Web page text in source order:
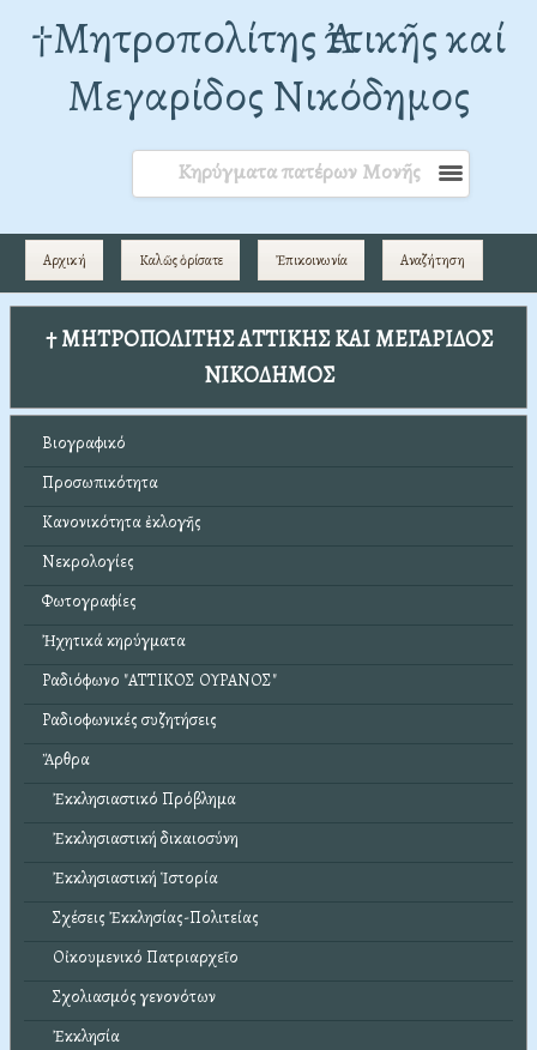
†Mητροπολίτης Ἀττικῆς καί
Μεγαρίδος Νικόδημος
Κηρύγματα πατέρων Μονῆς
Αρχική Καλῶς ὁρίσατε Ἐπικοινωνία Αναζήτηση
† ΜΗΤΡΟΠΟΛΙΤΗΣ ΑΤΤΙΚΗΣ ΚΑΙ ΜΕΓΑΡΙΔΟΣ
ΝΙΚΟΔΗΜΟΣ
Βιογραφικό
Προσωπικότητα
Κανονικότητα ἐκλογῆς
Νεκρολογίες
Φωτογραφίες
Ἠχητικά κηρύγματα
Ραδιόφωνο "ΑΤΤΙΚΟΣ ΟΥΡΑΝΟΣ"
Ραδιοφωνικές συζητήσεις
Ἄρθρα
Ἐκκλησιαστικό Πρόβλημα
Ἐκκλησιαστική δικαιοσύνη
Ἐκκλησιαστική Ἱστορία
Σχέσεις Ἐκκλησίας-Πολιτείας
Οἰκουμενικό Πατριαρχεῖο
Σχολιασμός γενονότων
Ἐκκλησία